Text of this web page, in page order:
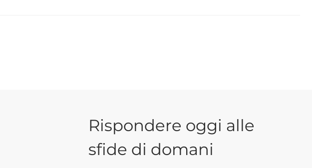
Rispondere oggi alle
sfide di domani